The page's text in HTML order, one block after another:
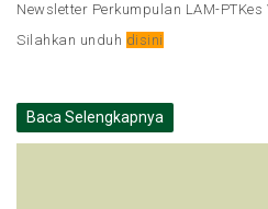
Newsletter Perkumpulan LAM-PTKes
Silahkan unduh disini
Baca Selengkapnya